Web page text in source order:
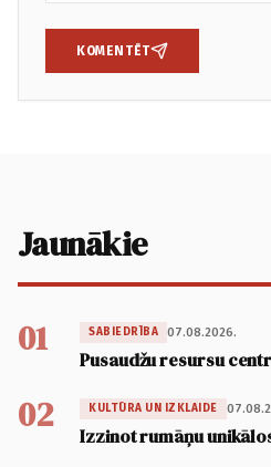
KOMENTĒT
Jaunākie
01 SABIEDRĪBA 07.08.2026.
Pusaudžu resursu
02 KULTŪRA UN IZKLAIDE
Izzinot rumāņu